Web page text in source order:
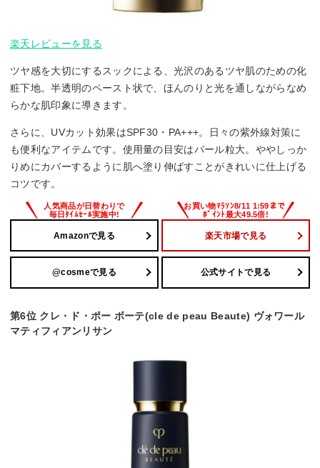
楽天レビューを見る
ツヤ感を大切にするスックによる、光沢のあるツヤ肌のための化
粧下地。半透明のペースト状で、ほんのりと光を通しながらなめ
らかな肌印象に導きます。
さらに、UVカット効果はSPF30・PA+++。日々の紫外線対策に
も便利なアイテムです。使用量の目安はパール粒大。ややしっか
りめにカバーするように肌へ塗り伸ばすことがきれいに仕上げる
コツです。
Amazonで見る 楽天市場で見る
@cosmeで見る 公式サイトで見る
第6位 クレ・ド・ポー ボーテ(cle de peau Beaute) ヴォワール
マティフィアンリサン